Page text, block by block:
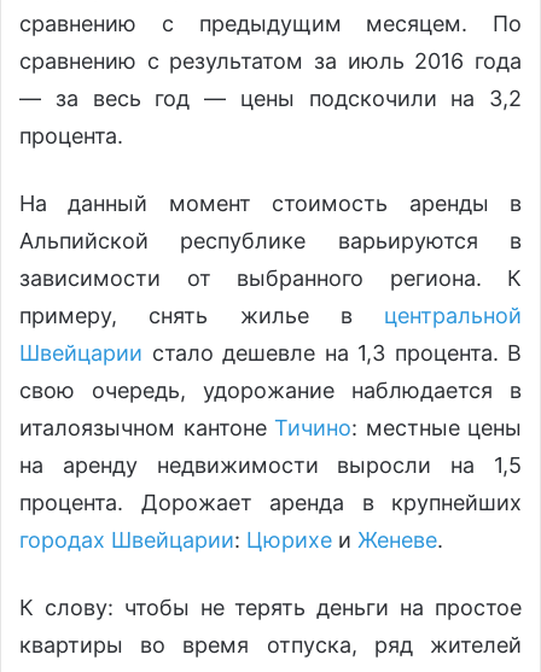
сравнению с предыдущим месяцем. По
сравнению с результатом за июль 2016 года
— за весь год — цены подскочили на 3,2
процента.
На данный момент стоимость аренды в
Альпийской республике варьируются в
зависимости от выбранного региона. К
примеру, снять жилье в центральной
Швейцарии стало дешевле на 1,3 процента. В
свою очередь, удорожание наблюдается в
италоязычном кантоне Тичино: местные цены
на аренду недвижимости выросли на 1,5
процента. Дорожает аренда в крупнейших
городах Швейцарии: Цюрихе и Женеве.
К слову: чтобы не терять деньги на простое
квартиры во время отпуска, ряд жителей